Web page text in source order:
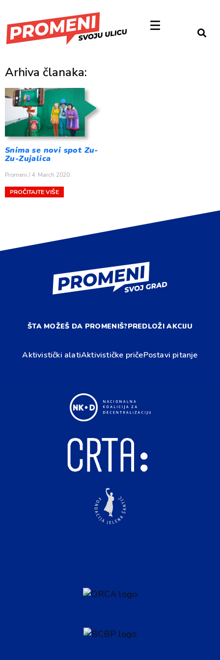
Arhiva članaka:
Snima se novi spot Zu-
Zu-Zujalica
Promeni 4. March 2020.
PROČITAJTE VIŠE
ŠTA MOŽEŠ DA PROMENIŠ?PREDLOŽI AKCIJU
Aktivistički alatiAktivističke pričePostavi pitanje